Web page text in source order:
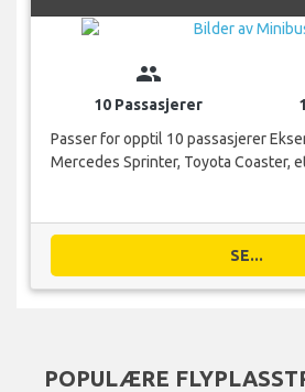
group
10 Passasjerer
Passer for opptil 10 passasjerer
Mercedes Sprinter, Toyota Coaster,
SE...
POPULÆRE